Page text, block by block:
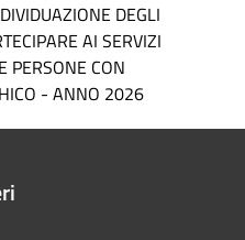
DEGLI
AI SERVIZI
PERSONE CON
- ANNO 2026